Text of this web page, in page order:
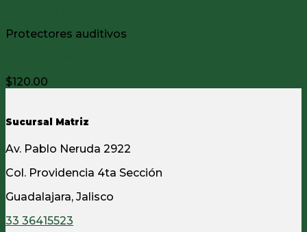
Protectores auditivos
$120.00
Sucursal Matriz
Av. Pablo Neruda 2922
Col. Providencia 4ta Sección
Guadalajara, Jalisco
33 36415523